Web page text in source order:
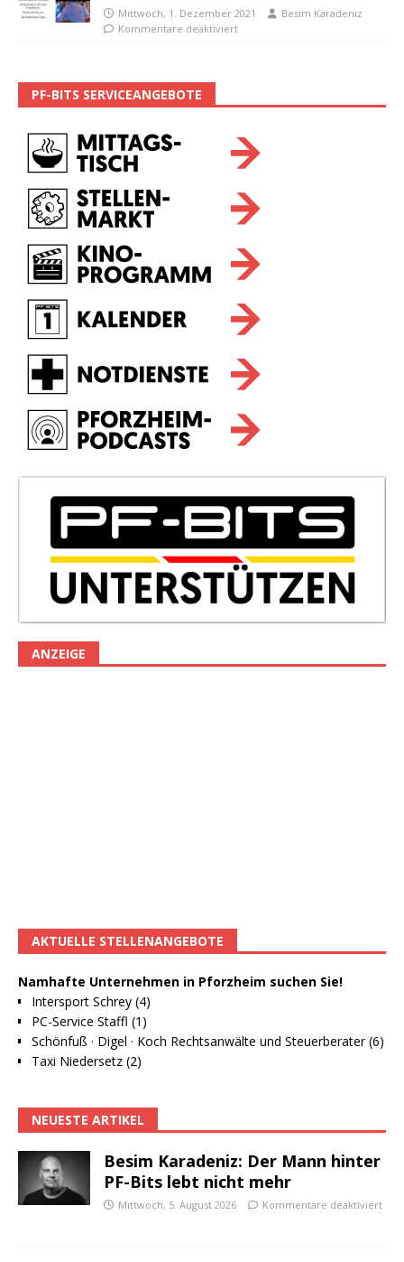
Mittwoch, 1. Dezember 2021
Besim Karadeniz
Kommentare deaktiviert
PF-BITS SERVICEANGEBOTE
ANZEIGE
AKTUELLE STELLENANGEBOTE
Namhafte Unternehmen in Pforzheim suchen Sie!
Intersport Schrey (4)
PC-Service Staffl (1)
Schönfuß · Digel · Koch Rechtsanwälte und Steuerberater (6)
Taxi Niedersetz (2)
NEUESTE ARTIKEL
Besim Karadeniz: Der Mann hinter
PF-Bits lebt nicht mehr
Mittwoch, 5. August 2026 Kommentare deaktiviert